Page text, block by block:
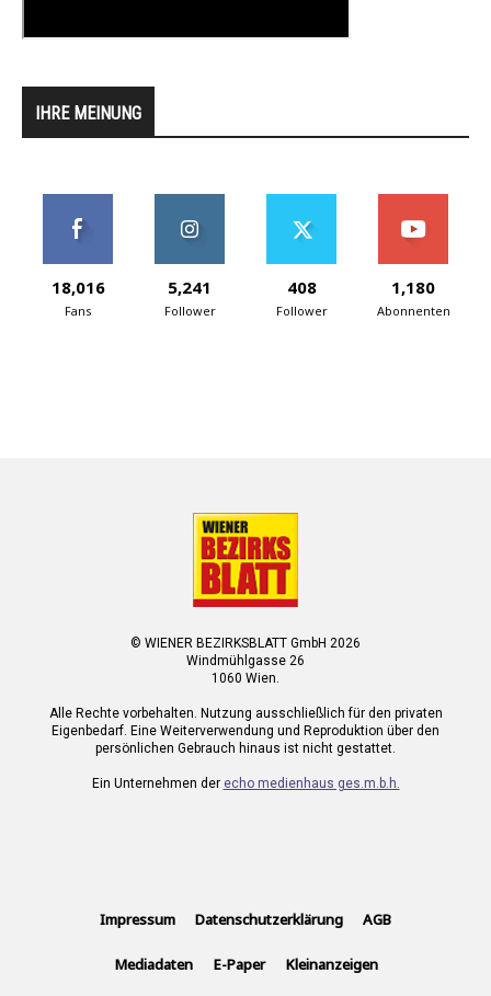
IHRE MEINUNG
18,016
Fans
5,241
Follower
408
Follower
1,180
Abonnenten
© WIENER BEZIRKSBLATT GmbH 2026
Windmühlgasse 26
1060 Wien.
Alle Rechte vorbehalten. Nutzung ausschließlich für den privaten
Eigenbedarf. Eine Weiterverwendung und Reproduktion über den
persönlichen Gebrauch hinaus ist nicht gestattet.
Ein Unternehmen der echo medienhaus ges.m.b.h.
Impressum Datenschutzerklärung AGB
Mediadaten E-Paper Kleinanzeigen